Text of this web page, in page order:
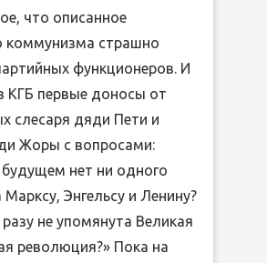
что описанное
коммунизма страшно
функционеров. И
КГБ первые доносы от
слесаря дяди Пети и
Жоры с вопросами:
нет ни одного
Энгельсу и Ленину?
не упомянута Великая
революция?» Пока на